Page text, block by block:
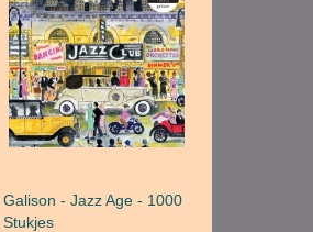
Galison - Jazz Age - 1000
Stukjes